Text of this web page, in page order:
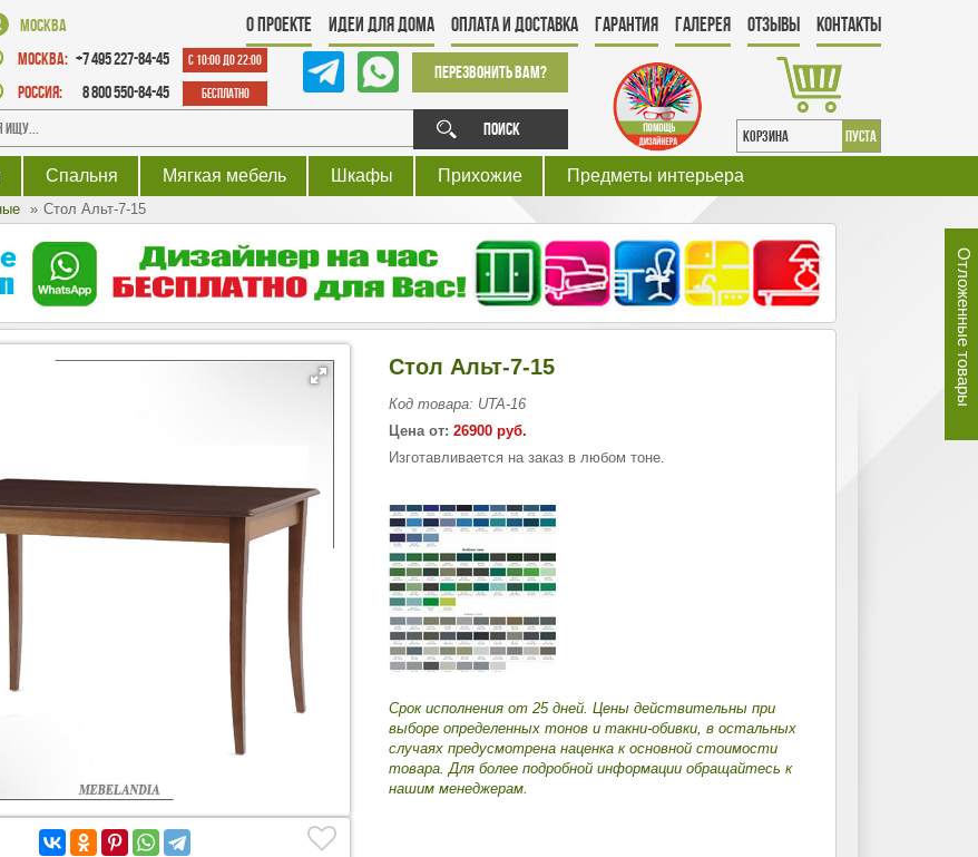
Москва
Москва: +7 495 227-84-45 с 10:00 до 22:00
Россия: 8 800 550-84-45 Бесплатно
Перезвонить Вам?
Поиск КОРЗИНА пуста
О проекте Идеи для дома Оплата и Доставка Гарантия Галерея Отзывы Контакты
Спальня Мягкая мебель Шкафы Прихожие Предметы интерьера
Стол Альт-7-15
Стол Альт-7-15
Код товара: UTA-16
Цена от: 26900 руб.
Изготавливается на заказ в любом тоне.
Срок исполнения от 25 дней. Цены действительны при
выборе определенных тонов и такни-обивки, в остальных
случаях предусмотрена наценка к основной стоимости
товара. Для более подробной информации обращайтесь к
нашим менеджерам.
Отложенные товары